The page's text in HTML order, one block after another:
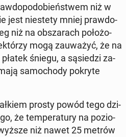
niż w
jest nie­ste­ty mniej praw­do­
niż na ob­sza­rach po­ło­żo­
mogą za­uwa­żyć, że na
śniegu, a są­sie­dzi za­
sa­mo­cho­dy pokryte
prosty powód tego dzi­
że tem­pe­ra­tu­ry na po­zio­
niż nawet 25 metrów